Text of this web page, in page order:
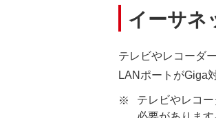
イーサネ
テレビやレコーダ
LANポートがGiga
テレビやレコ